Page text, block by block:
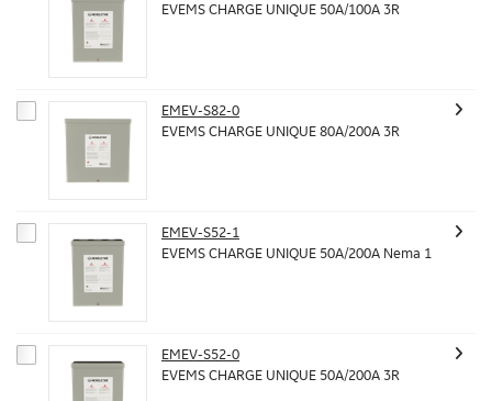
EVEMS CHARGE UNIQUE 50A/100A 3R
EMEV-S82-0
EVEMS CHARGE UNIQUE 80A/200A 3R
EMEV-S52-1
EVEMS CHARGE UNIQUE 50A/200A Nema 1
EMEV-S52-0
EVEMS CHARGE UNIQUE 50A/200A 3R